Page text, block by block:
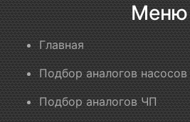
Меню
Главная
Подбор аналогов насосов
Подбор аналогов ЧП